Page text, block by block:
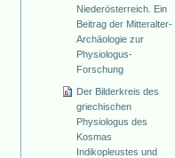
Niederösterreich. Ein
Beitrag der Mitteralter-
Archäologie zur
Physiologus-
Forschung
Der Bilderkreis des
griechischen
Physiologus des
Kosmas
Indikopleustes und